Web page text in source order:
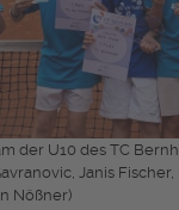
der U10 des TC
Janis Fischer,
Nößner)